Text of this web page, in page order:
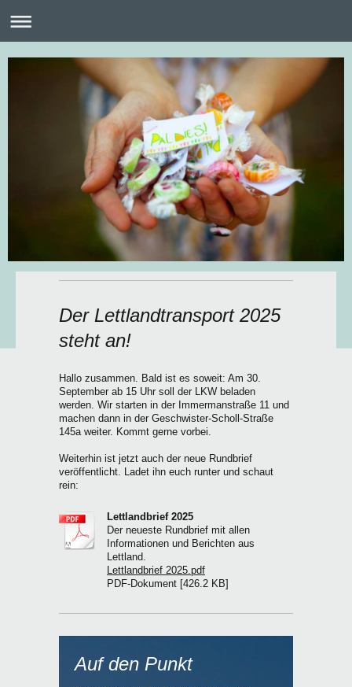
Der Lettlandtransport 2025
steht an!
Hallo zusammen. Bald ist es soweit: Am 30.
September ab 15 Uhr soll der LKW beladen
werden. Wir starten in der Immermanstraße 11 und
machen dann in der Geschwister-Scholl-Straße
145a weiter. Kommt gerne vorbei.
Weiterhin ist jetzt auch der neue Rundbrief
veröffentlicht. Ladet ihn euch runter und schaut
rein:
Lettlandbrief 2025
Der neueste Rundbrief mit allen
Informationen und Berichten aus
Lettland.
Lettlandbrief 2025.pdf
PDF-Dokument [426.2 KB]
Auf den Punkt